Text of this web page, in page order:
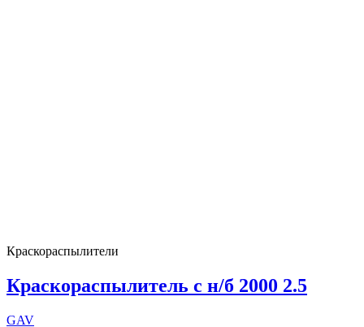
Краскораспылители
Краскораспылитель с н/б 2000 2.5
GAV